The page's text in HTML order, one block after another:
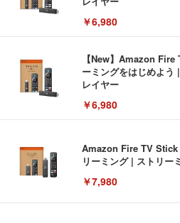
￥6,980
【New】Amazon
ーミングをはじめよう
レイヤー
￥6,980
Amazon Fire TV Stick
リーミング | ストリー
￥7,980